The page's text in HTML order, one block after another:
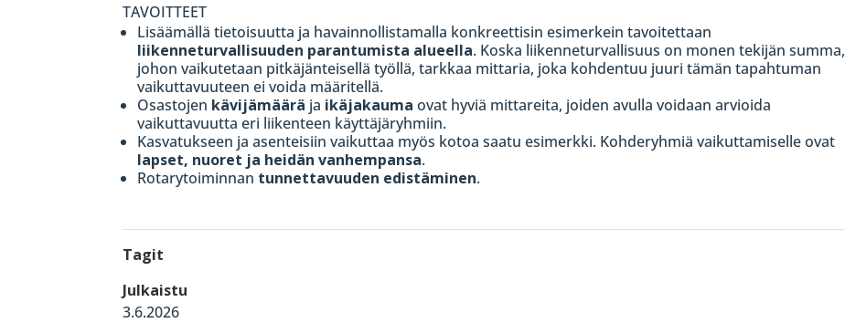
TAVOITTEET
Lisäämällä tietoisuutta ja havainnollistamalla konkreettisin esimerkein tavoitettaan
liikenneturvallisuuden parantumista alueella. Koska liikenneturvallisuus on monen tekijän summa,
johon vaikutetaan pitkäjänteisellä työllä, tarkkaa mittaria, joka kohdentuu juuri tämän tapahtuman
vaikuttavuuteen ei voida määritellä.
Osastojen kävijämäärä ja ikäjakauma ovat hyviä mittareita, joiden avulla voidaan arvioida
vaikuttavuutta eri liikenteen käyttäjäryhmiin.
Kasvatukseen ja asenteisiin vaikuttaa myös kotoa saatu esimerkki. Kohderyhmiä vaikuttamiselle ovat
lapset, nuoret ja heidän vanhempansa.
Rotarytoiminnan tunnettavuuden edistäminen.
Tagit
Julkaistu
3.6.2026